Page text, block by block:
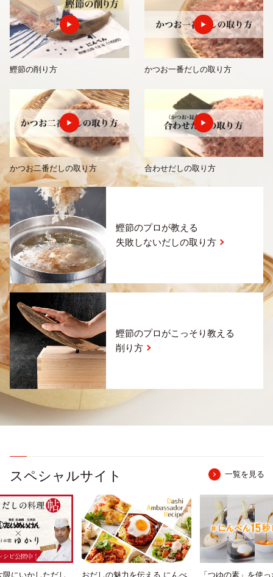
鰹節の削り方 かつお一番だしの取り方
かつお二番だしの取り方 合わせだしの取り方
鰹節のプロが教える
失敗しないだしの取り方
鰹節のプロがこっそり教える
削り方
スペシャルサイト
力を伝える にんべ
「つゆの素」を使った簡単レ
だしを最大限にい
一覧を見る